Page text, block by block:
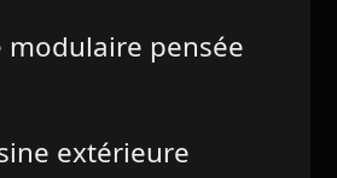
modulaire pensée
extérieure